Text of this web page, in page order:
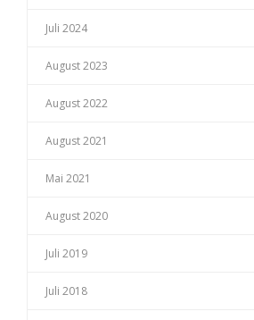
Juli 2024
August 2023
August 2022
August 2021
Mai 2021
August 2020
Juli 2019
Juli 2018